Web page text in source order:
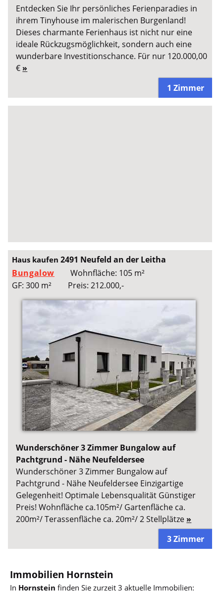
Entdecken Sie Ihr persönliches Ferienparadies in
ihrem Tinyhouse im malerischen Burgenland!
Dieses charmante Ferienhaus ist nicht nur eine
ideale Rückzugsmöglichkeit, sondern auch eine
wunderbare Investitionschance. Für nur 120.000,00
€ »
1 Zimmer
Haus kaufen2491 Neufeld an der Leitha
Bungalow
Wohnfläche: 105 m²
GF: 300 m²
Preis: 212.000,-
Wunderschöner 3 Zimmer Bungalow auf
Pachtgrund - Nähe Neufeldersee
Wunderschöner 3 Zimmer Bungalow auf
Pachtgrund - Nähe Neufeldersee Einzigartige
Gelegenheit! Optimale Lebensqualität Günstiger
Preis! Wohnfläche ca.105m²/ Gartenfläche ca.
200m²/ Terassenfläche ca. 20m²/ 2 Stellplätze »
3 Zimmer
Immobilien Hornstein
In Hornstein finden Sie zurzeit 3 aktuelle Immobilien: